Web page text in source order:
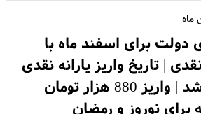
ماه
دولت برای اسفند ماه با
نقدی | تاریخ واریز یارانه نقدی
اسفندماه عوض شد | واریز 880 هزار تومان
برای نوروز و رمضان